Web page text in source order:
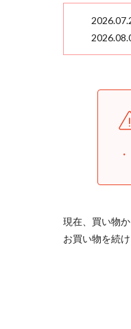
現在、買い物
お買い物を続